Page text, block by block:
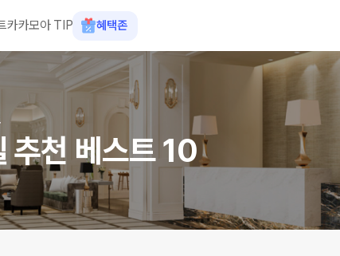
카카모아 TIP 혜택존
추천 베스트 10